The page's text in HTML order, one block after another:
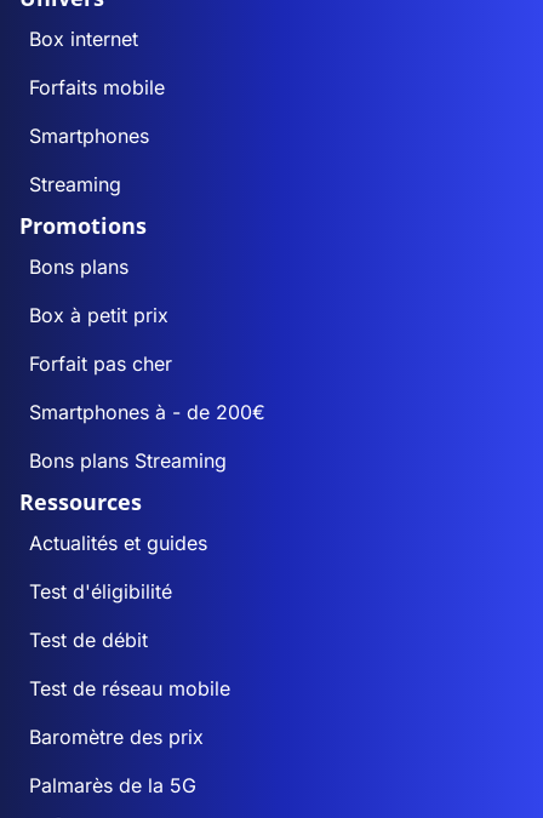
Box internet
Forfaits mobile
Smartphones
Streaming
Promotions
Bons plans
Box à petit prix
Forfait pas cher
Smartphones à - de 200€
Bons plans Streaming
Ressources
Actualités et guides
Test d'éligibilité
Test de débit
Test de réseau mobile
Baromètre des prix
Palmarès de la 5G